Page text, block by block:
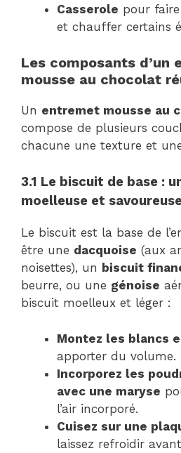
Casserole pour
et chauffer certains
Les composants d’un
mousse au chocolat
Un entremet mousse au
compose de plusieurs
chacune une texture et
3.1 Le biscuit de base :
moelleuse et
Le biscuit est la base de
être une dacquoise (aux
noisettes), un biscuit
beurre, ou une génoise
biscuit moelleux et léger :
Montez les blancs
apporter du volume.
Incorporez les
avec une maryse
l’air incorporé.
Cuisez sur une
laissez refroidir